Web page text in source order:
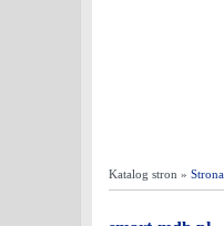
Katalog stron »